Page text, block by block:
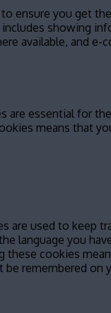
ensure you get
showing
available, and e-
are essential for
means that
are used to keep
language you
these cookies
be remembered on